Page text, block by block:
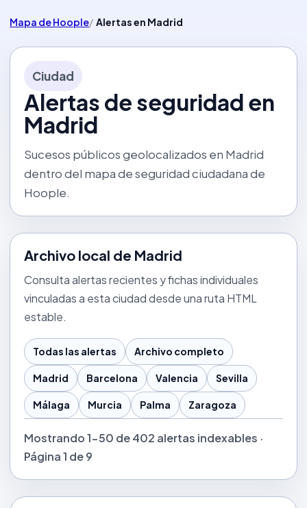
Mapa de Hoople Alertas en Madrid
Ciudad
Alertas de seguridad en
Madrid
Sucesos públicos geolocalizados en Madrid
dentro del mapa de seguridad ciudadana de
Hoople.
Archivo local de Madrid
Consulta alertas recientes y fichas individuales
vinculadas a esta ciudad desde una ruta HTML
estable.
Todas las alertas Archivo completo
Madrid Barcelona Valencia Sevilla
Málaga Murcia Palma Zaragoza
Mostrando 1-50 de 402 alertas indexables ·
Página 1 de 9